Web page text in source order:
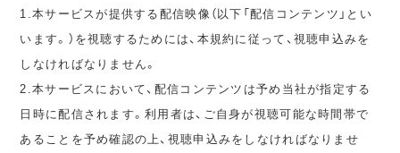
1.本サービスが提供する配信映像（以下「配信コンテンツ」とい
います。）を視聴するためには、本規約に従って、視聴申込みを
しなければなりません。
2.本サービスにおいて、配信コンテンツは予め当社が指定する
日時に配信されます。利用者は、ご自身が視聴可能な時間帯で
あることを予め確認の上、視聴申込みをしなければなりませ